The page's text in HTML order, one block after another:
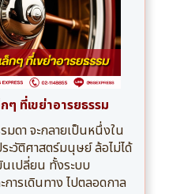
ที่เขย่าอารยธรรม
มดา จะกลายเป็นหนึ่งใน
วัติศาสตร์มนุษย์ ล้อไม่ได้
เปลี่ยน ทั้งระบบ
ารเดินทาง ไปตลอดกาล